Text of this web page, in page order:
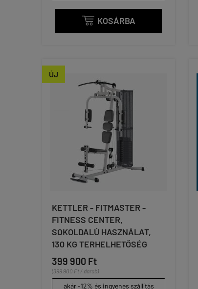
 KOSÁRBA
ÚJ
KETTLER - FITMASTER -
FITNESS CENTER,
SOKOLDALÚ HASZNÁLAT,
130 KG TERHELHETŐSÉG
399 900 Ft
(399 900 Ft / darab)
akár -12% és ingyenes szállítás